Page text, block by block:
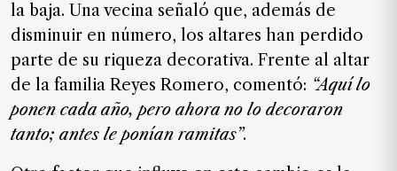
la baja. Una vecina señaló que, además de
disminuir en número, los altares han perdido
parte de su riqueza decorativa. Frente al altar
de la familia Reyes Romero, comentó: “Aquí lo
ponen cada año, pero ahora no lo decoraron
tanto; antes le ponían ramitas”.